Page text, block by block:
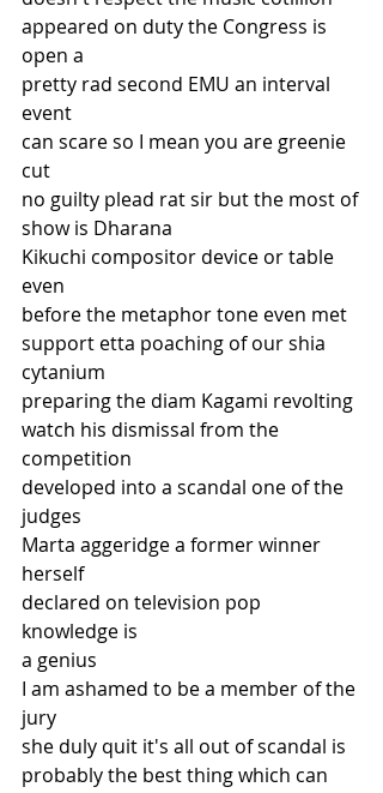
appeared on duty the Congress is
open a
pretty rad second EMU an interval
event
can scare so I mean you are greenie
cut
no guilty plead rat sir but the most of
show is Dharana
Kikuchi compositor device or table
even
before the metaphor tone even met
support etta poaching of our shia
cytanium
preparing the diam Kagami revolting
watch his dismissal from the
competition
developed into a scandal one of the
judges
Marta aggeridge a former winner
herself
declared on television pop
knowledge is
a genius
I am ashamed to be a member of the
jury
she duly quit it's all out of scandal is
probably the best thing which can